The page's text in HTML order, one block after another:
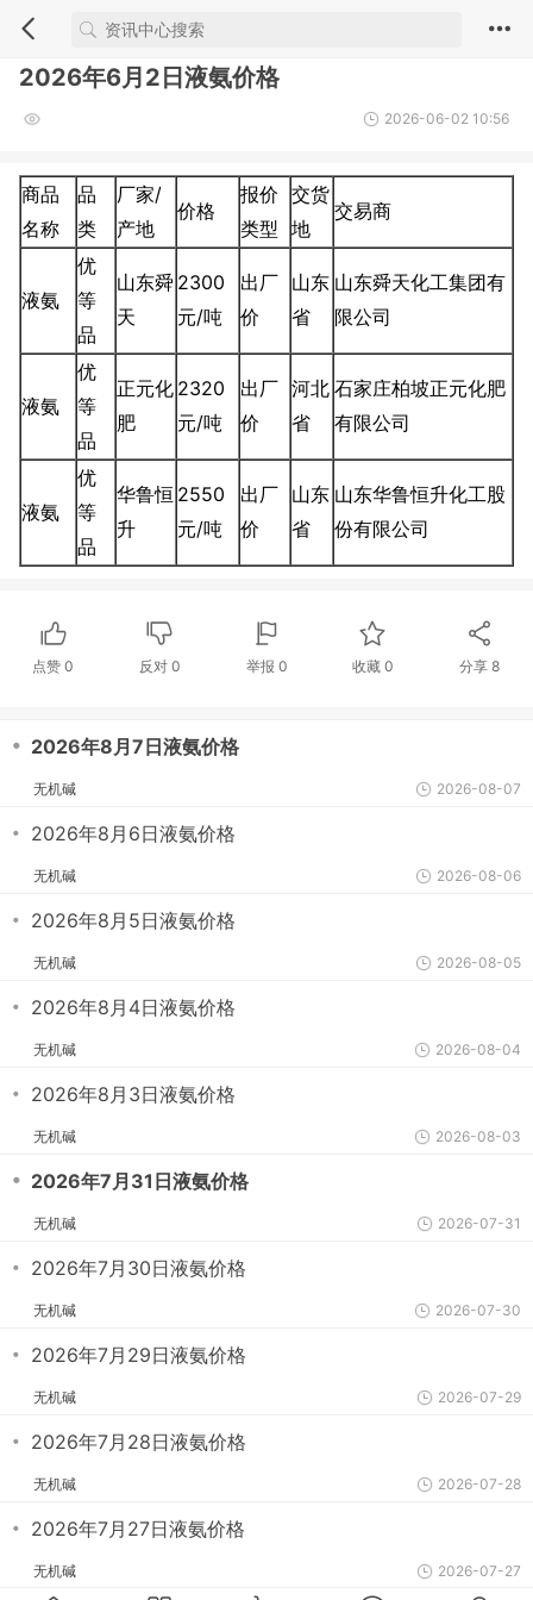
2026年6月2日液氨价格
2026-06-02 10:56
商品
名称
品
类
厂家/
产地
价格
报价
类型
交货
地
交易商
液氨
优
等
品
山东舜
天
2300
元/吨
出厂
价
山东
省
山东舜天化工集团有
限公司
液氨
优
等
品
正元化
肥
2320
元/吨
出厂
价
河北
省
石家庄柏坡正元化肥
有限公司
液氨
优
等
品
华鲁恒
升
2550
元/吨
出厂
价
山东
省
山东华鲁恒升化工股
份有限公司
点赞0 反对 0 举报 0 收藏 0 分享8
・ 2026年8月7日液氨价格
无机碱 2026-08-07
・ 2026年8月6日液氨价格
无机碱 2026-08-06
・ 2026年8月5日液氨价格
无机碱 2026-08-05
・ 2026年8月4日液氨价格
无机碱 2026-08-04
・ 2026年8月3日液氨价格
无机碱 2026-08-03
・ 2026年7月31日液氨价格
无机碱 2026-07-31
・ 2026年7月30日液氨价格
无机碱 2026-07-30
・ 2026年7月29日液氨价格
无机碱 2026-07-29
・ 2026年7月28日液氨价格
无机碱 2026-07-28
・ 2026年7月27日液氨价格
无机碱 2026-07-27